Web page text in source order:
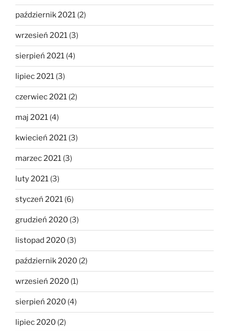
październik 2021 (2)
wrzesień 2021 (3)
sierpień 2021 (4)
lipiec 2021 (3)
czerwiec 2021 (2)
maj 2021 (4)
kwiecień 2021 (3)
marzec 2021 (3)
luty 2021 (3)
styczeń 2021 (6)
grudzień 2020 (3)
listopad 2020 (3)
październik 2020 (2)
wrzesień 2020 (1)
sierpień 2020 (4)
lipiec 2020 (2)